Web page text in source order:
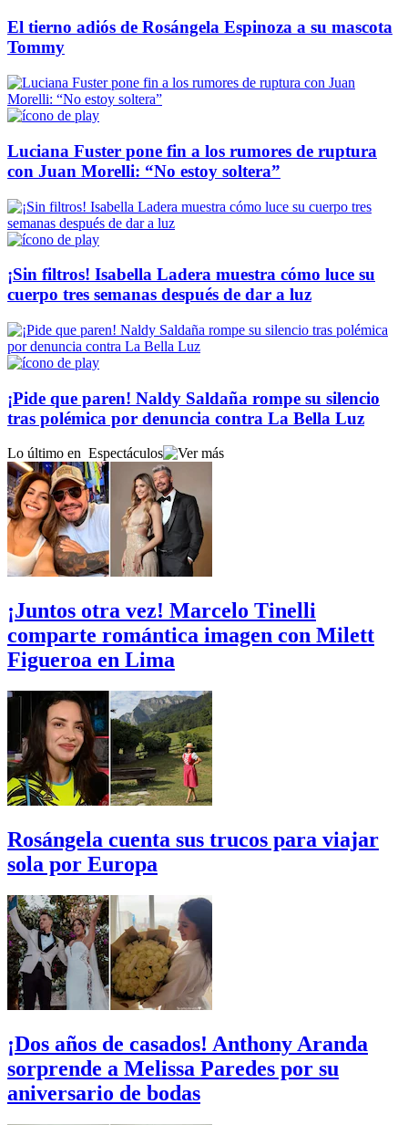
El tierno adiós de Rosángela Espinoza a su mascota
Tommy
Luciana Fuster pone fin a los rumores de ruptura
con Juan Morelli: “No estoy soltera”
¡Sin filtros! Isabella Ladera muestra cómo luce su
cuerpo tres semanas después de dar a luz
¡Pide que paren! Naldy Saldaña rompe su silencio
tras polémica por denuncia contra La Bella Luz
Lo último en Espectáculos
¡Juntos otra vez! Marcelo Tinelli
comparte romántica imagen con Milett
Figueroa en Lima
Rosángela cuenta sus trucos para viajar
sola por Europa
¡Dos años de casados! Anthony Aranda
sorprende a Melissa Paredes por su
aniversario de bodas